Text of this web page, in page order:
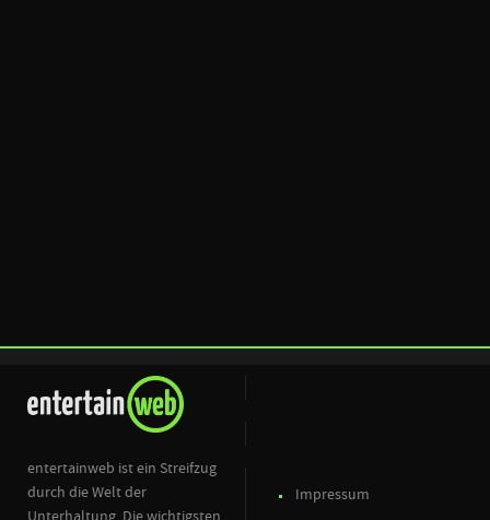
entertainweb ist ein Streifzug
durch die Welt der
Impressum